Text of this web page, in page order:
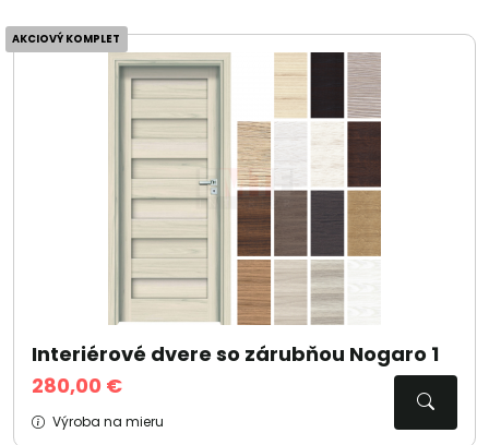
AKCIOVÝ KOMPLET
Interiérové dvere so zárubňou Nogaro 1
280,00 €
Výroba na mieru